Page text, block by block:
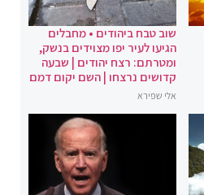
שוב טבח ביהודים • מחבלים
הגיעו לעיר יפו מצוידים בנשק,
ומטרתם: רצח יהודים | שבעה
קדושים נרצחו | השם יקום דמם
אלי שפירא